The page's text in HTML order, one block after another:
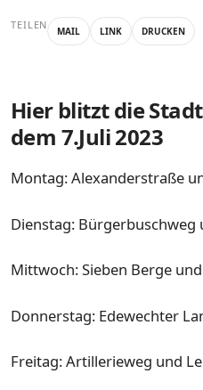
TEILEN MAIL LINK DRUCKEN
Hier blitzt die
dem 7.Juli 2023
Montag: Alexanderstraße
Dienstag: Bürgerbuschweg
Mittwoch: Sieben Berge
Donnerstag: Edewechter
Freitag: Artillerieweg und